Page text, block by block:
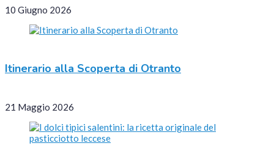
10 Giugno 2026
Itinerario alla Scoperta di Otranto
21 Maggio 2026